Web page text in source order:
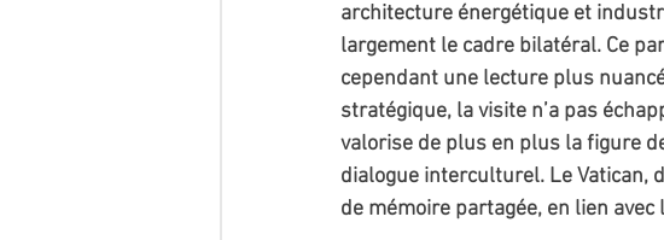
architecture énergétique et
largement le cadre bilatéral. Ce
cependant une lecture plus
stratégique, la visite n’a pas
valorise de plus en plus la figure
dialogue interculturel. Le Vatican,
de mémoire partagée, en lien